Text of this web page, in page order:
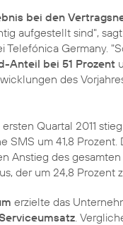
bei den
aufgestellt sind", sagt
Telefónica Germany.
Anteil bei 51 Prozent
des
Quartal 2011
SMS um 41,8 Prozent.
Anstieg des gesamten
der um 24,8 Prozent
erzielte das
.